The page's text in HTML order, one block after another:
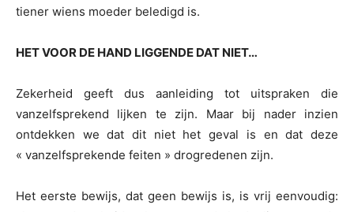
tiener wiens moeder beledigd is.
HET VOOR DE HAND LIGGENDE DAT NIET…
Zekerheid geeft dus aanleiding tot uitspraken die
vanzelfsprekend lijken te zijn. Maar bij nader inzien
ontdekken we dat dit niet het geval is en dat deze
« vanzelfsprekende feiten » drogredenen zijn.
Het eerste bewijs, dat geen bewijs is, is vrij eenvoudig: